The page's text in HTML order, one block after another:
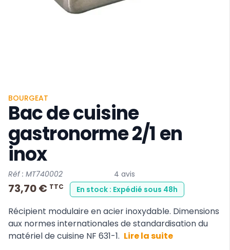
BOURGEAT
Bac de cuisine
gastronorme 2/1 en
inox
Réf : MT740002 4 avis
73,70 € TTC En stock : Expédié sous 48h
Récipient modulaire en acier inoxydable. Dimensions
aux normes internationales de standardisation du
matériel de cuisine NF 631-1. Lire la suite